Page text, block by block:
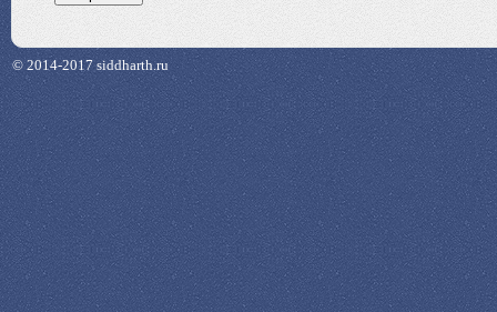
© 2014-2017 siddharth.ru